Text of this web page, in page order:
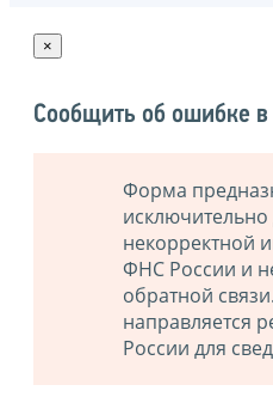
×
Сообщить об ошибке в
Форма
некорректной
ФНС России и
обратной
направляется
России для